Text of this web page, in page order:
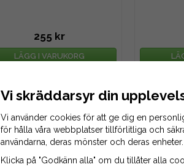
255 kr
LÄGG I VARUKORG
Vi skräddarsyr din
Vi använder cookies för att ge dig en
för hålla våra webbplatser tillförlitliga och
användarna, deras mönster och deras enheter.
Klicka på "Godkänn alla" om du tillåter alla